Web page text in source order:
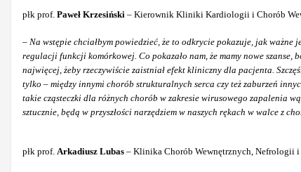
płk prof. Paweł Krzesiński – Kierownik Kliniki Kardiologii i Chorób
– Na wstępie chciałbym powiedzieć, że to odkrycie pokazuje, jak
regulacji funkcji komórkowej. Co pokazało nam, że mamy nowe szanse,
najwięcej, żeby rzeczywiście zaistniał efekt kliniczny dla pacjenta.
tylko – między innymi chorób strukturalnych serca czy też zaburzeń
takie cząsteczki dla różnych chorób w zakresie wirusowego zapalenia
sztucznie, będą w przyszłości narzędziem w naszych rękach w walce z
płk prof. Arkadiusz Lubas – Klinika Chorób Wewnętrznych, Nefrologii